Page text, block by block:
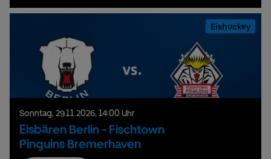
Eishockey
Sonntag,29.11.2026,14:00 Uhr
Eisbären Berlin - Fischtown
Pinguins Bremerhaven